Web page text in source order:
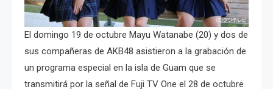
El domingo 19 de octubre Mayu Watanabe (20) y dos de
sus compañeras de AKB48 asistieron a la grabación de
un programa especial en la isla de Guam que se
transmitirá por la señal de Fuji TV One el 28 de octubre